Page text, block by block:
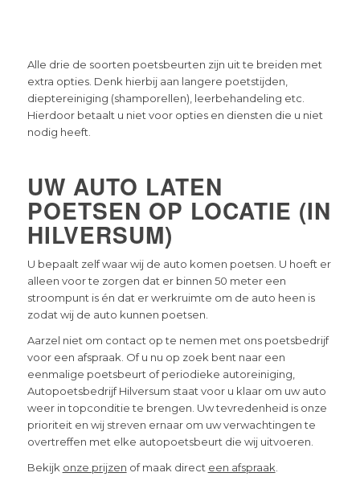
Alle drie de soorten poetsbeurten zijn uit te breiden met
extra opties. Denk hierbij aan langere poetstijden,
dieptereiniging (shamporellen), leerbehandeling etc.
Hierdoor betaalt u niet voor opties en diensten die u niet
nodig heeft.
UW AUTO LATEN
POETSEN OP LOCATIE (IN
HILVERSUM)
U bepaalt zelf waar wij de auto komen poetsen. U hoeft er
alleen voor te zorgen dat er binnen 50 meter een
stroompunt is én dat er werkruimte om de auto heen is
zodat wij de auto kunnen poetsen.
Aarzel niet om contact op te nemen met ons poetsbedrijf
voor een afspraak. Of u nu op zoek bent naar een
eenmalige poetsbeurt of periodieke autoreiniging,
Autopoetsbedrijf Hilversum staat voor u klaar om uw auto
weer in topconditie te brengen. Uw tevredenheid is onze
prioriteit en wij streven ernaar om uw verwachtingen te
overtreffen met elke autopoetsbeurt die wij uitvoeren.
Bekijk onze prijzen of maak direct een afspraak.